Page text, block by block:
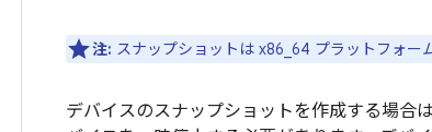
注: スナップショットは x86_64 プラットフォー
デバイスのスナップショットを作成する場合